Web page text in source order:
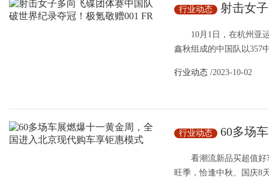
行业动态
射击女
冠！极氪敬赠001
10月1日，在杭州亚运
鑫秋组成的中国队以357
行业动态 /2023-10-02
行业动态
60多场
购车享钜惠模式
看潮流新品买超值好
旺季，恰逢中秋、国庆8